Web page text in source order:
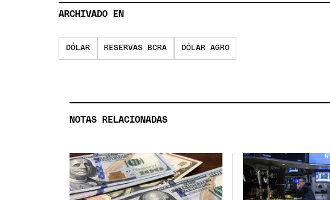
ARCHIVADO EN
DÓLAR RESERVAS BCRA DÓLAR AGRO
NOTAS RELACIONADAS